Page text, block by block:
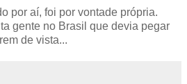
por aí, foi por vontade própria.
gente no Brasil que devia pegar
de vista...